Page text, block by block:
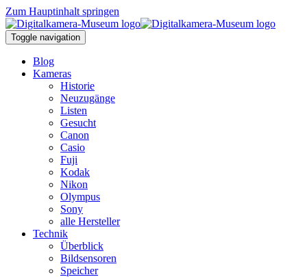
Zum Hauptinhalt springen
Toggle navigation
Blog
Kameras
Historie
Neuzugänge
Listen
Gesucht
Canon
Casio
Fuji
Kodak
Nikon
Olympus
Sony
alle Hersteller
Technik
Überblick
Bildsensoren
Speicher